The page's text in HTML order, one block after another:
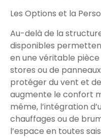
Les Options et la
Au-delà de la
disponibles
en une véritable pièce
stores ou de
protéger du vent et
augmente le confort
même, l’intégration
chauffages ou de
l’espace en toutes